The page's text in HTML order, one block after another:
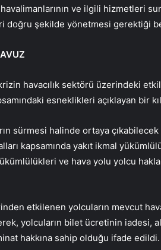
ve ilgili hizmetleri
doğru şekilde yönetmesi gerektiği
havacılık sektörü üzerindeki
esneklikleri açıklayan bir
sürmesi halinde ortaya çıkabilecek
kapsamında yakıt ikmal
ve hava yolu yolcu
etkilenen yolcuların mevcut
yolcuların bilet ücretinin iadesi,
hakkına sahip olduğu ifade edildi.